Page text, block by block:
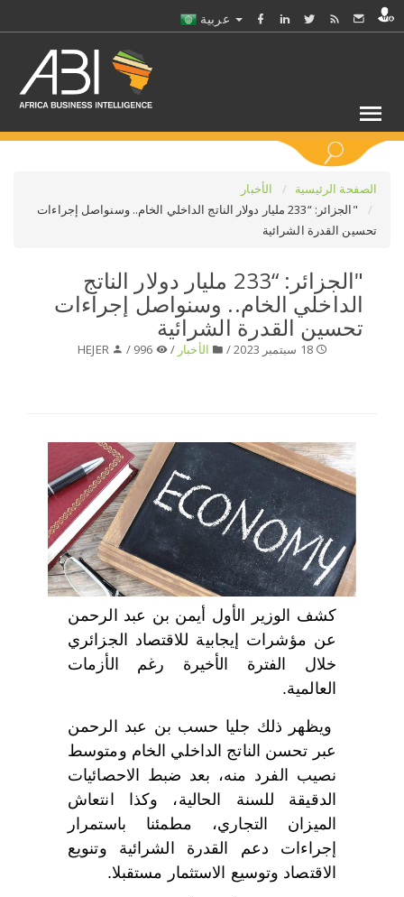
الصفحة الرئيسية
الأخبار
"الجزائر: “233 مليار دولار الناتج الداخلي الخام.. وسنواصل إجراءات
تحسين القدرة الشرائية
"الجزائر: “233 مليار دولار الناتج
الداخلي الخام.. وسنواصل إجراءات
تحسين القدرة الشرائية
18 سبتمبر 2023 / الأخبار /
HEJER
كشف الوزير الأول أيمن بن عبد الرحمن
عن مؤشرات إيجابية للاقتصاد الجزائري
خلال الفترة الأخيرة رغم الأزمات
العالمية.
ويظهر ذلك جليا حسب بن عبد الرحمن
عبر تحسن الناتج الداخلي الخام ومتوسط
نصيب الفرد منه، بعد ضبط الاحصائيات
الدقيقة للسنة الحالية، وكذا انتعاش
الميزان التجاري، مطمئنا باستمرار
إجراءات دعم القدرة الشرائية وتنويع
الاقتصاد وتوسيع الاستثمار مستقبلا.